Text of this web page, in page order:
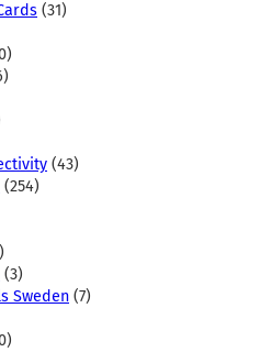
(31)
(43)
(254)
(3)
Sweden (7)